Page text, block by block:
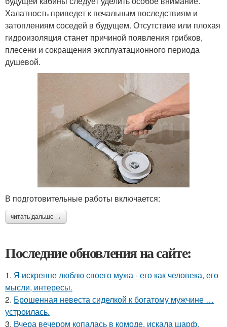
Халатность приведет к печальным последствиям и
затоплениям соседей в будущем. Отсутствие или плохая
гидроизоляция станет причиной появления грибков,
плесени и сокращения эксплуатационного периода
душевой.
В подготовительные работы включается:
читать дальше →
Последние обновления на сайте:
1. Я искренне люблю своего мужа - его как человека, его
мысли, интересы.
2. Брошенная невеста сиделкой к богатому мужчине …
устроилась.
3. Вчера вечером копалась в комоде, искала шарф.